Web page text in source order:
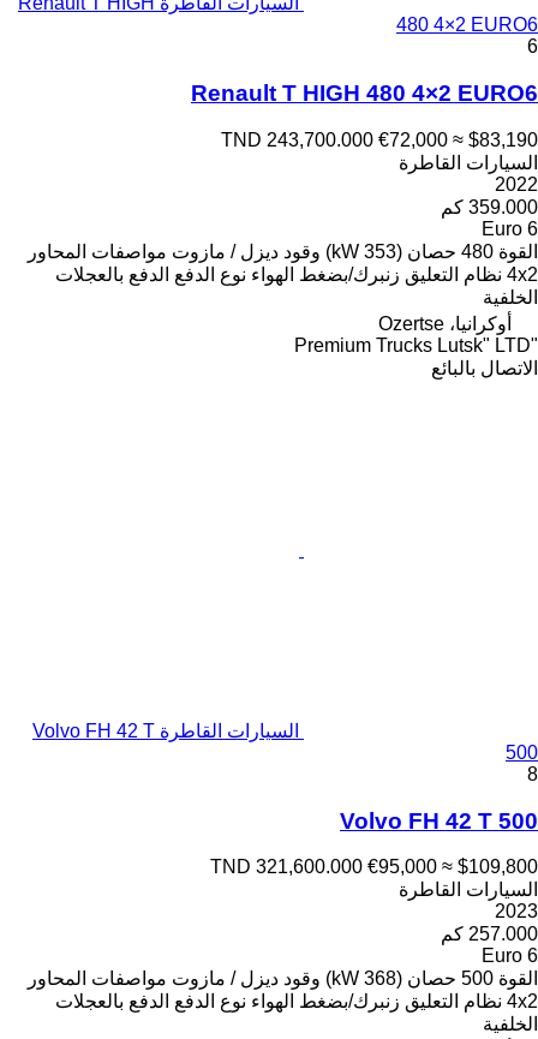
480 4×2 EURO6
6
Renault T HIGH 480 4×2 EURO6
TND 243,700.000 €72,000 ≈ $83,190
السيارات القاطرة
2022
359.000 كم
Euro 6
القوة 480 حصان (353 kW) وقود ديزل / مازوت مواصفات المحاور
4x2 نظام التعليق زنبرك/بضغط الهواء نوع الدفع الدفع بالعجلات
الخلفية
أوكرانيا، Ozertse
"Premium Trucks Lutsk" LTD
الاتصال بالبائع
السيارات القاطرة Volvo FH 42 T
500
8
Volvo FH 42 T 500
TND 321,600.000 €95,000 ≈ $109,800
السيارات القاطرة
2023
257.000 كم
Euro 6
القوة 500 حصان (368 kW) وقود ديزل / مازوت مواصفات المحاور
4x2 نظام التعليق زنبرك/بضغط الهواء نوع الدفع الدفع بالعجلات
الخلفية